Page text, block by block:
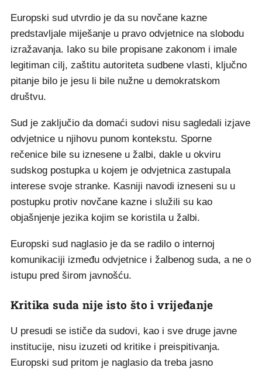
Europski sud utvrdio je da su novčane kazne
predstavljale miješanje u pravo odvjetnice na slobodu
izražavanja. Iako su bile propisane zakonom i imale
legitiman cilj, zaštitu autoriteta sudbene vlasti, ključno
pitanje bilo je jesu li bile nužne u demokratskom
društvu.
Sud je zaključio da domaći sudovi nisu sagledali izjave
odvjetnice u njihovu punom kontekstu. Sporne
rečenice bile su iznesene u žalbi, dakle u okviru
sudskog postupka u kojem je odvjetnica zastupala
interese svoje stranke. Kasniji navodi izneseni su u
postupku protiv novčane kazne i služili su kao
objašnjenje jezika kojim se koristila u žalbi.
Europski sud naglasio je da se radilo o internoj
komunikaciji između odvjetnice i žalbenog suda, a ne o
istupu pred širom javnošću.
Kritika suda nije isto što i vrijeđanje
U presudi se ističe da sudovi, kao i sve druge javne
institucije, nisu izuzeti od kritike i preispitivanja.
Europski sud pritom je naglasio da treba jasno